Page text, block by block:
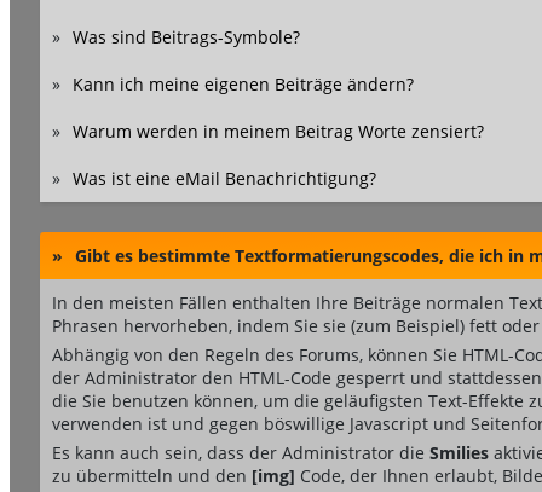
» Was sind Beitrags-Symbole?
» Kann ich meine eigenen Beiträge ändern?
» Warum werden in meinem Beitrag Worte zensiert?
» Was ist eine eMail Benachrichtigung?
» Gibt es bestimmte Textformatierungscodes, die ich in
In den meisten Fällen enthalten Ihre Beiträge normalen
Phrasen hervorheben, indem Sie sie (zum Beispiel) fett
Abhängig von den Regeln des Forums, können Sie HTML-
der Administrator den HTML-Code gesperrt und
die Sie benutzen können, um die geläufigsten Text-Effekte
verwenden ist und gegen böswillige Javascript und
Es kann auch sein, dass der Administrator die Smilies
zu übermitteln und den [img] Code, der Ihnen erlaubt,